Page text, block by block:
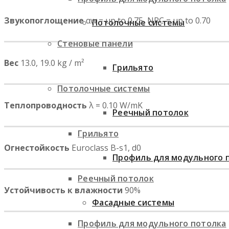
Стеновые панели
Потолочные системы
Грильято
Реечный потолок
Профиль для модульного потолка
Потолочные системы
Грильято
Реечный потолок
Профиль для модульного
Фасадные системы
Звукопоглощениеαw = up to 0.75, NRC = up to 0.70
Вес 13.0, 19.0 kg / m²
Теплопроводность λ = 0.10 W/mK
Огнестойкость Euroclass B-s1, d0
Устойчивость к влажности 90%